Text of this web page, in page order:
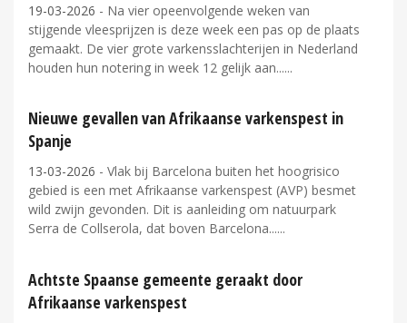
19-03-2026 - Na vier opeenvolgende weken van
stijgende vleesprijzen is deze week een pas op de plaats
gemaakt. De vier grote varkensslachterijen in Nederland
houden hun notering in week 12 gelijk aan...
Nieuwe gevallen van Afrikaanse varkenspest in
Spanje
13-03-2026 - Vlak bij Barcelona buiten het hoogrisico
gebied is een met Afrikaanse varkenspest (AVP) besmet
wild zwijn gevonden. Dit is aanleiding om natuurpark
Serra de Collserola, dat boven Barcelona...
Achtste Spaanse gemeente geraakt door
Afrikaanse varkenspest